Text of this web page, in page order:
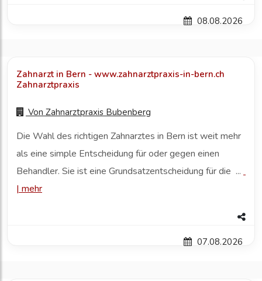
08.08.2026
Zahnarzt in Bern - www.zahnarztpraxis-in-bern.ch
Zahnarztpraxis
Von Zahnarztpraxis Bubenberg
Die Wahl des richtigen Zahnarztes in Bern ist weit mehr
als eine simple Entscheidung für oder gegen einen
Behandler. Sie ist eine Grundsatzentscheidung für die ...
| mehr
07.08.2026